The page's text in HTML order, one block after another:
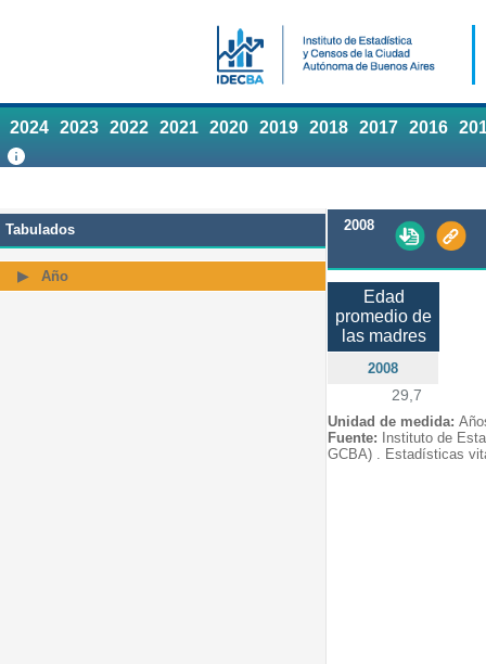
2024 2023 2022 2021 2020 2019 2018 2017 2016
Tabulados
Año
2008
Edad
promedio de
las madres
2008
29,7
Unidad de medida:
Fuente: Instituto de
GCBA) . Estadísticas